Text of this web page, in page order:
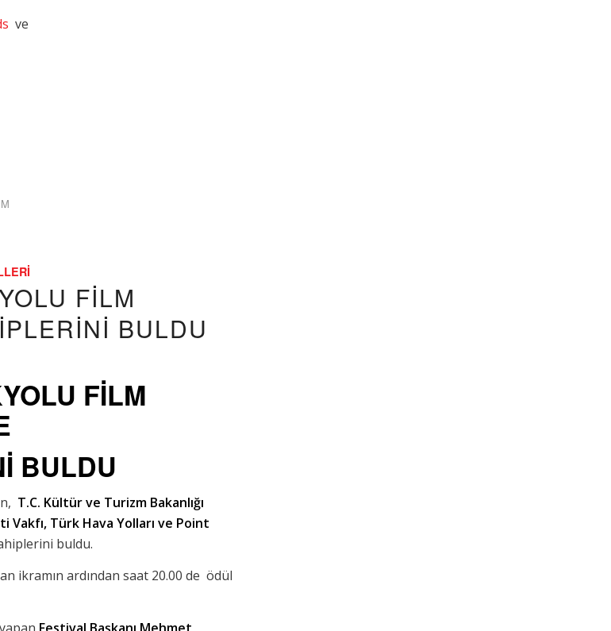
ve
FİLM
BULDU
FİLM
BULDU
T.C. Kültür ve Turizm Bakanlığı
Türk Hava Yolları ve Point
buldu.
ikramın ardından saat 20.00 de ödül
Festival Başkanı Mehmet